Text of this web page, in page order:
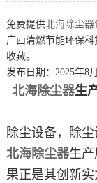
免费提供北海除尘器
广西清燃节能环保
收藏。
发布日期：2025年8
北海除尘器生
除尘设备，除
北海除尘器生产
果正是其创新实